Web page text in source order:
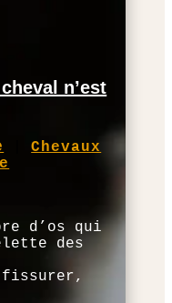
n’est
Chevaux
d’os qui
des